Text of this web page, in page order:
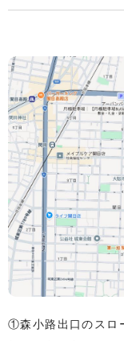
①森小路出口のスロ